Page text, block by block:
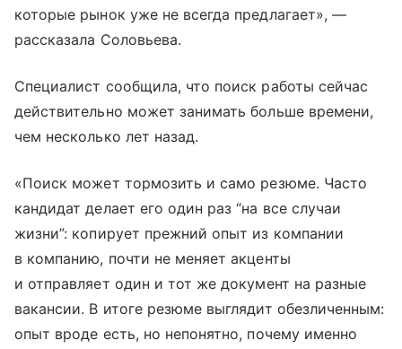
которые рынок уже не всегда предлагает», —
рассказала Соловьева.
Специалист сообщила, что поиск работы сейчас
действительно может занимать больше времени,
чем несколько лет назад.
«Поиск может тормозить и само резюме. Часто
кандидат делает его один раз “на все случаи
жизни”: копирует прежний опыт из компании
в компанию, почти не меняет акценты
и отправляет один и тот же документ на разные
вакансии. В итоге резюме выглядит обезличенным:
опыт вроде есть, но непонятно, почему именно